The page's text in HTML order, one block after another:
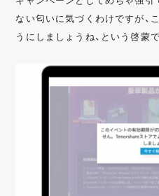
ない匂いに気づくわけですが、
うにしましょうね、という啓蒙で